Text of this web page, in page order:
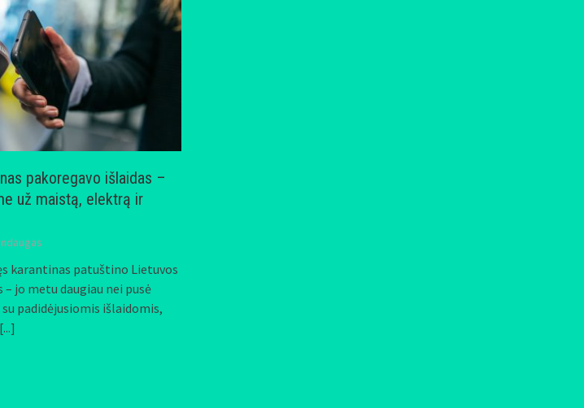
pakoregavo išlaidas –
už maistą, elektrą ir
karantinas patuštino Lietuvos
jo metu daugiau nei pusė
padidėjusiomis išlaidomis,
[...]